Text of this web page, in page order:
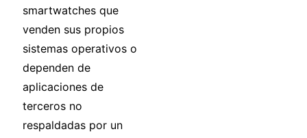
smartwatches que
venden sus propios
sistemas operativos o
dependen de
aplicaciones de
terceros no
respaldadas por un